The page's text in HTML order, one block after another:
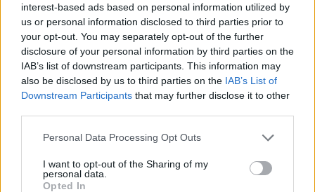
interest-based ads based on personal information utilized by
us or personal information disclosed to third parties prior to
your opt-out. You may separately opt-out of the further
disclosure of your personal information by third parties on the
IAB’s list of downstream participants. This information may
also be disclosed by us to third parties on the IAB’s List of
Downstream Participants that may further disclose it to other
Personal Data Processing Opt Outs
I want to opt-out of the Sharing of my
personal data.
Opted In
Спадането на Дунав принуди Румъния
да възобнови работата на въглищна